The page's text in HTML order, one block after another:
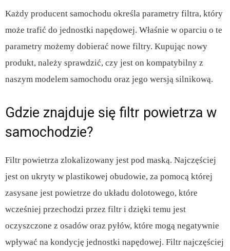
Każdy producent samochodu określa parametry filtra, który
może trafić do jednostki napędowej. Właśnie w oparciu o te
parametry możemy dobierać nowe filtry. Kupując nowy
produkt, należy sprawdzić, czy jest on kompatybilny z
naszym modelem samochodu oraz jego wersją silnikową.
Gdzie znajduje się filtr powietrza w
samochodzie?
Filtr powietrza zlokalizowany jest pod maską. Najczęściej
jest on ukryty w plastikowej obudowie, za pomocą której
zasysane jest powietrze do układu dolotowego, które
wcześniej przechodzi przez filtr i dzięki temu jest
oczyszczone z osadów oraz pyłów, które mogą negatywnie
wpływać na kondycję jednostki napędowej. Filtr najczęściej